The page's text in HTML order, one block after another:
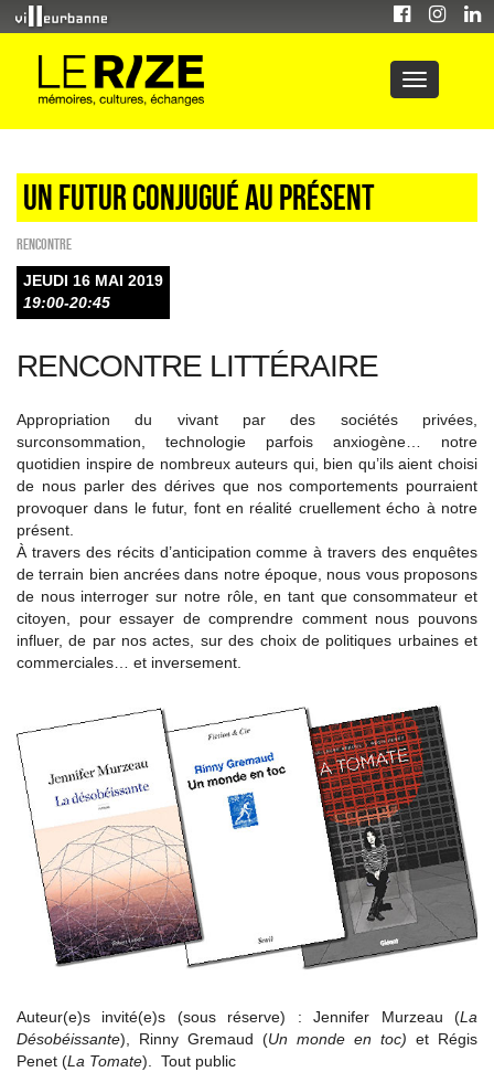
Un futur conjugué au présent
Rencontre
JEUDI 16 MAI 2019
19:00-20:45
RENCONTRE LITTÉRAIRE
Appropriation du vivant par des sociétés privées,
surconsommation, technologie parfois anxiogène… notre
quotidien inspire de nombreux auteurs qui, bien qu’ils aient choisi
de nous parler des dérives que nos comportements pourraient
provoquer dans le futur, font en réalité cruellement écho à notre
présent.
À travers des récits d’anticipation comme à travers des enquêtes
de terrain bien ancrées dans notre époque, nous vous proposons
de nous interroger sur notre rôle, en tant que consommateur et
citoyen, pour essayer de comprendre comment nous pouvons
influer, de par nos actes, sur des choix de politiques urbaines et
commerciales… et inversement.
Auteur(e)s invité(e)s (sous réserve) : Jennifer Murzeau (La
Désobéissante), Rinny Gremaud (Un monde en toc) et Régis
Penet (La Tomate). Tout public